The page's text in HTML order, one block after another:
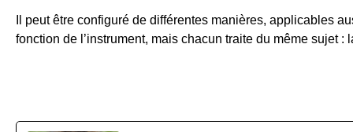
Il peut être configuré de différentes manières, applicables
fonction de l’instrument, mais chacun traite du même sujet :